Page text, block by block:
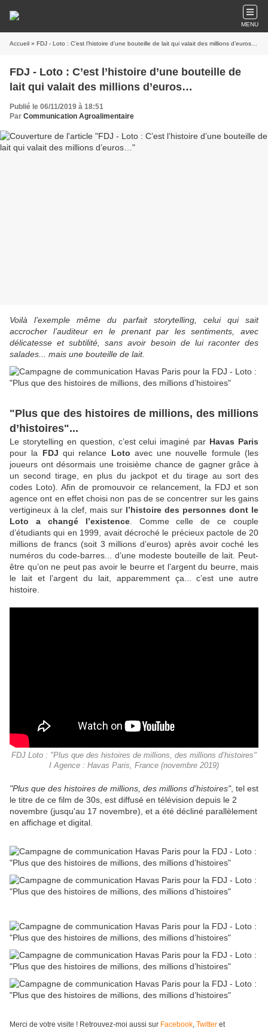
MENU
Accueil » FDJ - Loto : C’est l’histoire d’une bouteille de lait qui valait des millions d’euros…
FDJ - Loto : C’est l’histoire d’une bouteille de
lait qui valait des millions d’euros…
Publié le 06/11/2019 à 18:51
Par Communication Agroalimentaire
Voilà l’exemple même du parfait storytelling, celui qui sait
accrocher l’auditeur en le prenant par les sentiments, avec
délicatesse et subtilité, sans avoir besoin de lui raconter des
salades... mais une bouteille de lait.
"Plus que des histoires de millions, des millions
d’histoires"...
Le storytelling en question, c’est celui imaginé par Havas Paris
pour la FDJ qui relance Loto avec une nouvelle formule (les
joueurs ont désormais une troisième chance de gagner grâce à
un second tirage, en plus du jackpot et du tirage au sort des
codes Loto). Afin de promouvoir ce relancement, la FDJ et son
agence ont en effet choisi non pas de se concentrer sur les gains
vertigineux à la clef, mais sur l’histoire des personnes dont le
Loto a changé l’existence. Comme celle de ce couple
d’étudiants qui en 1999, avait décroché le précieux pactole de 20
millions de francs (soit 3 millions d’euros) après avoir coché les
numéros du code-barres... d’une modeste bouteille de lait. Peut-
être qu’on ne peut pas avoir le beurre et l’argent du beurre, mais
le lait et l’argent du lait, apparemment ça... c’est une autre
histoire.
FDJ Loto : "Plus que des histoires de millions, des millions d’histoires"
I Agence : Havas Paris, France (novembre 2019)
"Plus que des histoires de millions, des millions d’histoires", tel est
le titre de ce film de 30s, est diffusé en télévision depuis le 2
novembre (jusqu'au 17 novembre), et a été décliné parallèlement
en affichage et digital.
Merci de votre visite ! Retrouvez-moi aussi sur Facebook, Twitter et